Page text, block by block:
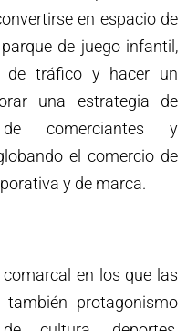
en espacio de
de juego infantil,
de tráfico y hacer un
una estrategia de
de comerciantes y
el comercio de
y de marca.
en los que las
protagonismo